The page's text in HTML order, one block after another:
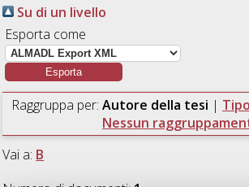
Su di un livello
Esporta come
Raggruppa per: Autore della tesi |
Nessun
Vai a: B